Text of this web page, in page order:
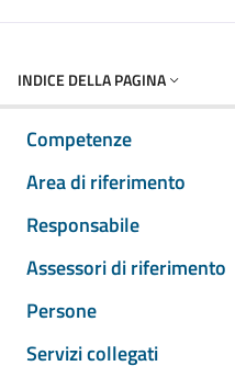
INDICE DELLA PAGINA
Competenze
Area di riferimento
Responsabile
Assessori di riferimento
Persone
Servizi collegati